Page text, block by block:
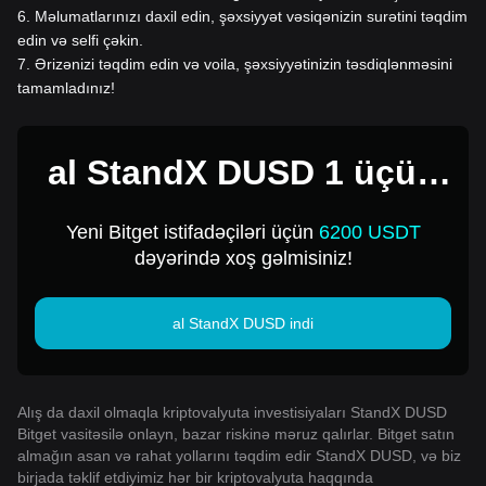
6
Məlumatlarınızı daxil edin, şəxsiyyət vəsiqənizin surətini təqdim
edin və selfi çəkin.
7 Ərizənizi təqdim edin və voila, şəxsiyyətinizin təsdiqlənməsini
tamamladınız!
al StandX DUSD 1 üçün
Yeni Bitget istifadəçiləri üçün 6200 USDT
dəyərində xoş gəlmisiniz!
al StandX DUSD indi
Alış da daxil olmaqla kriptovalyuta investisiyaları StandX DUSD
Bitget vasitəsilə onlayn, bazar riskinə məruz qalırlar. Bitget satın
almağın asan və rahat yollarını təqdim edir StandX DUSD, və biz
birjada təklif etdiyimiz hər bir kriptovalyuta haqqında